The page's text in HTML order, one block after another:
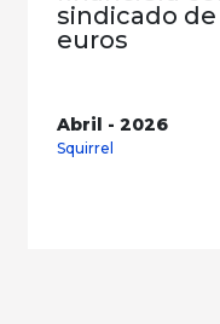
sindicado
euros
Abril - 2026
Squirrel